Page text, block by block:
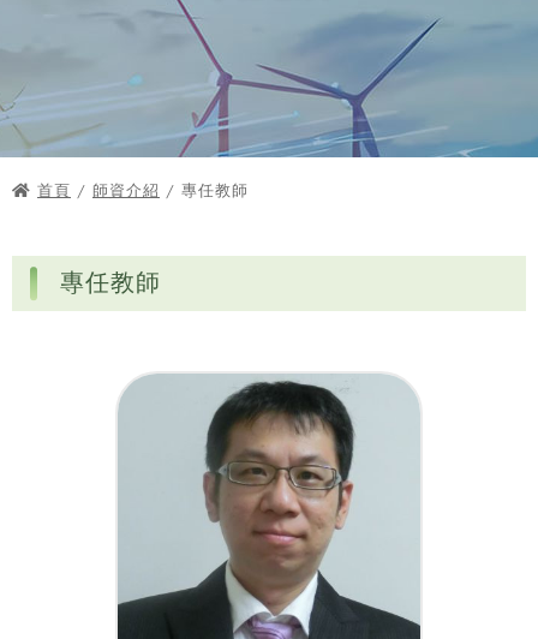
首頁 / 師資介紹 / 專任教師
專任教師